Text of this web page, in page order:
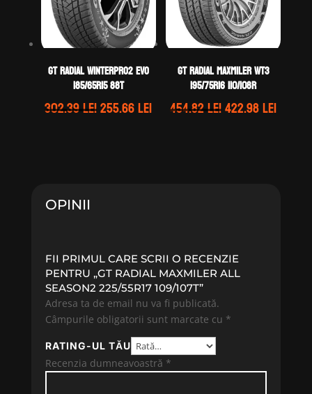
GT Radial WINTERPRO2 EVO
185/65R15 88T
302.39leiPrețul
255.66leiPrețul
GT Radial MAXMILER WT3
195/75R16 110/108R
454.82leiPrețul
422.98leiPrețul
OPINII
FII PRIMUL CARE SCRII O RECENZIE
PENTRU „GT RADIAL MAXMILER ALL
SEASON2 225/55R17 109/107T”
Adresa ta de email nu va fi publicată.
Câmpurile obligatorii sunt marcate cu *
RATING-UL TĂU
Recenzia dumneavoastră *